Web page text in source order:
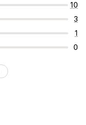
10
3
1
0